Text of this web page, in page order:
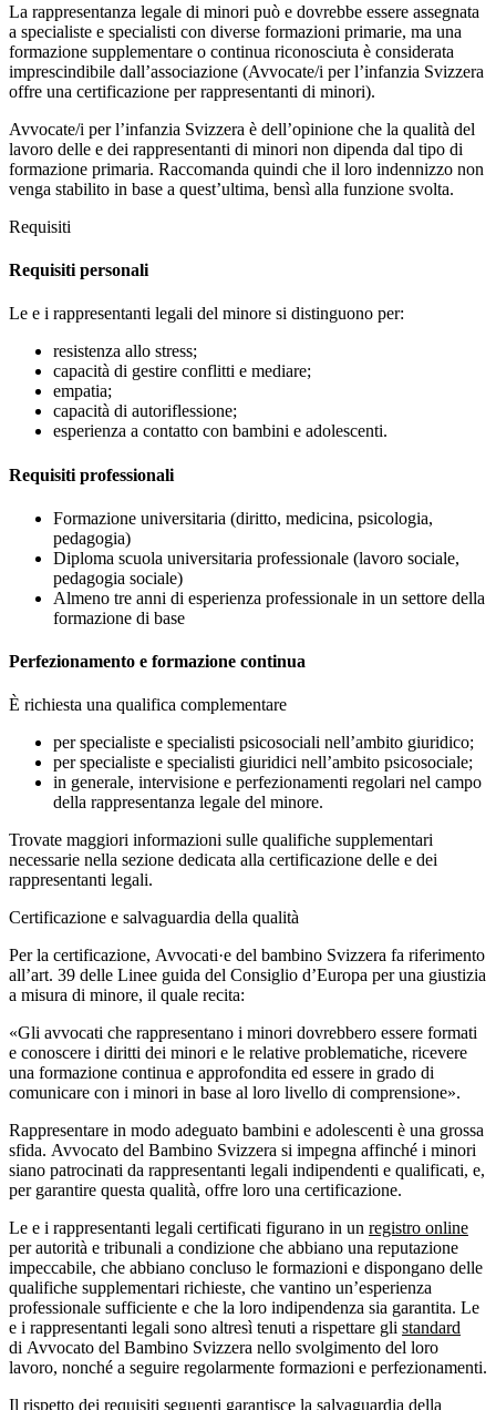
La rappresentanza legale di minori può e dovrebbe essere assegnata
a specialiste e specialisti con diverse formazioni primarie, ma una
formazione supplementare o continua riconosciuta è considerata
imprescindibile dall’associazione (Avvocate/i per l’infanzia Svizzera
offre una certificazione per rappresentanti di minori).
Avvocate/i per l’infanzia Svizzera è dell’opinione che la qualità del
lavoro delle e dei rappresentanti di minori non dipenda dal tipo di
formazione primaria. Raccomanda quindi che il loro indennizzo non
venga stabilito in base a quest’ultima, bensì alla funzione svolta.
Requisiti
Requisiti personali
Le e i rappresentanti legali del minore si distinguono per:
resistenza allo stress;
capacità di gestire conflitti e mediare;
empatia;
capacità di autoriflessione;
esperienza a contatto con bambini e adolescenti.
Requisiti professionali
Formazione universitaria (diritto, medicina, psicologia,
pedagogia)
Diploma scuola universitaria professionale (lavoro sociale,
pedagogia sociale)
Almeno tre anni di esperienza professionale in un settore della
formazione di base
Perfezionamento e formazione continua
È richiesta una qualifica complementare
per specialiste e specialisti psicosociali nell’ambito giuridico;
per specialiste e specialisti giuridici nell’ambito psicosociale;
in generale, intervisione e perfezionamenti regolari nel campo
della rappresentanza legale del minore.
Trovate maggiori informazioni sulle qualifiche supplementari
necessarie nella sezione dedicata alla certificazione delle e dei
rappresentanti legali.
Certificazione e salvaguardia della qualità
Per la certificazione, Avvocati·e del bambino Svizzera fa riferimento
all’art. 39 delle Linee guida del Consiglio d’Europa per una giustizia
a misura di minore, il quale recita:
«Gli avvocati che rappresentano i minori dovrebbero essere formati
e conoscere i diritti dei minori e le relative problematiche, ricevere
una formazione continua e approfondita ed essere in grado di
comunicare con i minori in base al loro livello di comprensione».
Rappresentare in modo adeguato bambini e adolescenti è una grossa
sfida. Avvocato del Bambino Svizzera si impegna affinché i minori
siano patrocinati da rappresentanti legali indipendenti e qualificati, e,
per garantire questa qualità, offre loro una certificazione.
Le e i rappresentanti legali certificati figurano in un registro online
per autorità e tribunali a condizione che abbiano una reputazione
impeccabile, che abbiano concluso le formazioni e dispongano delle
qualifiche supplementari richieste, che vantino un’esperienza
professionale sufficiente e che la loro indipendenza sia garantita. Le
e i rappresentanti legali sono altresì tenuti a rispettare gli standard
di Avvocato del Bambino Svizzera nello svolgimento del loro
lavoro, nonché a seguire regolarmente formazioni e perfezionamenti.
Il rispetto dei requisiti seguenti garantisce la salvaguardia della